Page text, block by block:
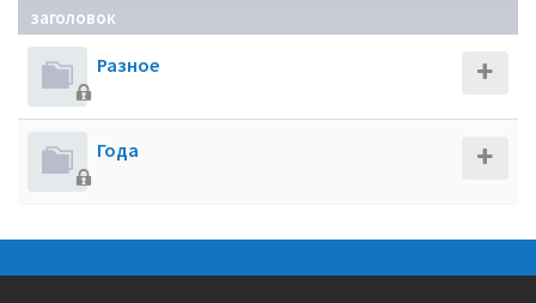
заголовок
Разное
Года